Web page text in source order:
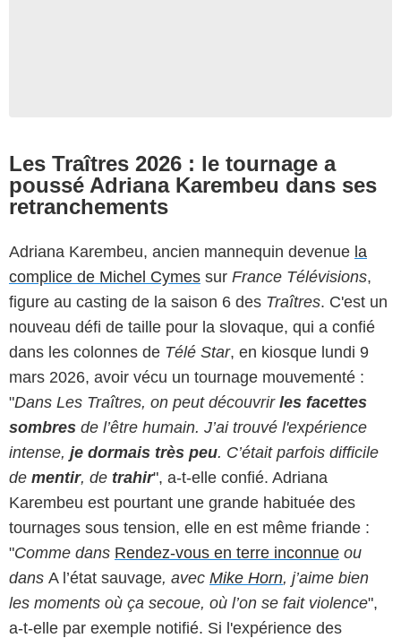
Les Traîtres 2026 : le tournage a
poussé Adriana Karembeu dans ses
retranchements
Adriana Karembeu, ancien mannequin devenue la
complice de Michel Cymes sur France Télévisions,
figure au casting de la saison 6 des Traîtres. C'est un
nouveau défi de taille pour la slovaque, qui a confié
dans les colonnes de Télé Star, en kiosque lundi 9
mars 2026, avoir vécu un tournage mouvementé :
"Dans Les Traîtres, on peut découvrir les facettes
sombres de l’être humain. J’ai trouvé l'expérience
intense, je dormais très peu. C’était parfois difficile
de mentir, de trahir", a-t-elle confié. Adriana
Karembeu est pourtant une grande habituée des
tournages sous tension, elle en est même friande :
"Comme dans Rendez-vous en terre inconnue ou
dans A l’état sauvage, avec Mike Horn, j’aime bien
les moments où ça secoue, où l’on se fait violence",
a-t-elle par exemple notifié. Si l'expérience des